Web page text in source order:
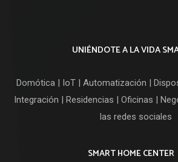
UNIÉNDOTE A LA VIDA
Domótica | IoT | Automatización |
Integración | Residencias | Oficinas |
las redes sociales
SMART HOME CENTER